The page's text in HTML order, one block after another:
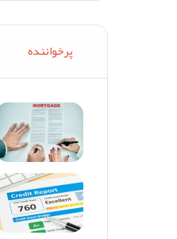
پرخواننده